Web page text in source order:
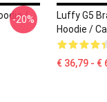
/
-20%
Luffy G5
Hoodie /
€ 36,79 - €